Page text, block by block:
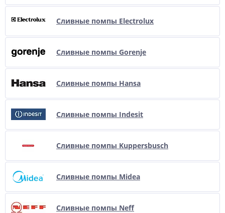
Сливные помпы Electrolux
Сливные помпы Gorenje
Сливные помпы Hansa
Сливные помпы Indesit
Сливные помпы Kuppersbusch
Сливные помпы Midea
Сливные помпы Neff